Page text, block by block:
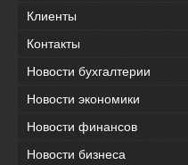
Клиенты
Контакты
Новости бухгалтерии
Новости экономики
Новости финансов
Новости бизнеса